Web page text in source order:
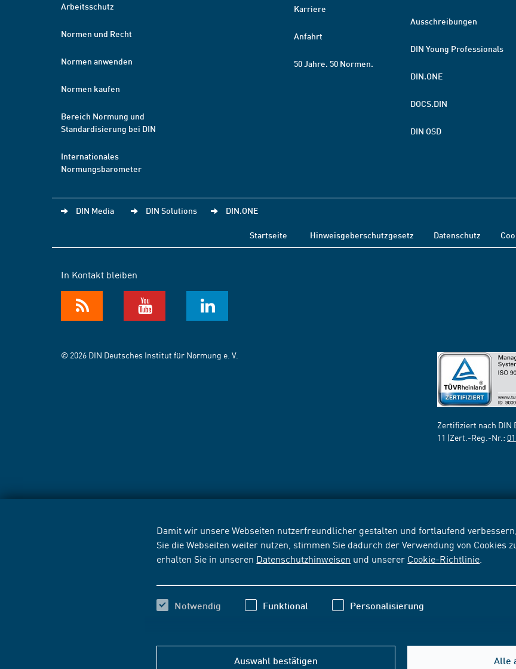
Damit wir unsere Webseiten nutzerfreundlicher gestalten und fortlaufend
Sie die Webseiten weiter nutzen, stimmen Sie dadurch der Verwendung von Cookies
erhalten Sie in unseren Datenschutzhinweisen und unserer Cookie-Richtlinie
Notwendig Funktional Personalisierung
Auswahl bestätigen Alle
Arbeitsschutz
Normen und Recht
Normen anwenden
Normen kaufen
Bereich Normung und
Standardisierung bei DIN
Internationales
Normungsbarometer
Karriere
Anfahrt
50 Jahre. 50 Normen.
Ausschreibungen
DIN Young Professionals
DIN.ONE
DOCS.DIN
DIN OSD
DIN Media DIN Solutions DIN.ONE
Startseite Hinweisgeberschutzgesetz Datenschutz
In Kontakt bleiben
© 2026 DIN Deutsches Institut für Normung e. V.
Zertifiziert nach DIN
11 (Zert.-Reg.-Nr.: